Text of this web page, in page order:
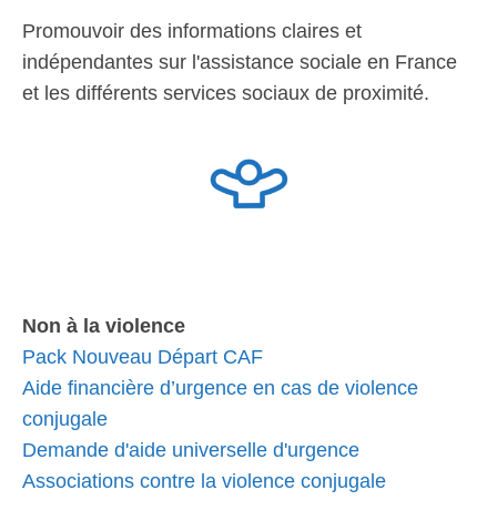
Promouvoir des informations claires et
indépendantes sur l'assistance sociale en France
et les différents services sociaux de proximité.
Non à la violence
Pack Nouveau Départ CAF
Aide financière d’urgence en cas de violence
conjugale
Demande d'aide universelle d'urgence
Associations contre la violence conjugale